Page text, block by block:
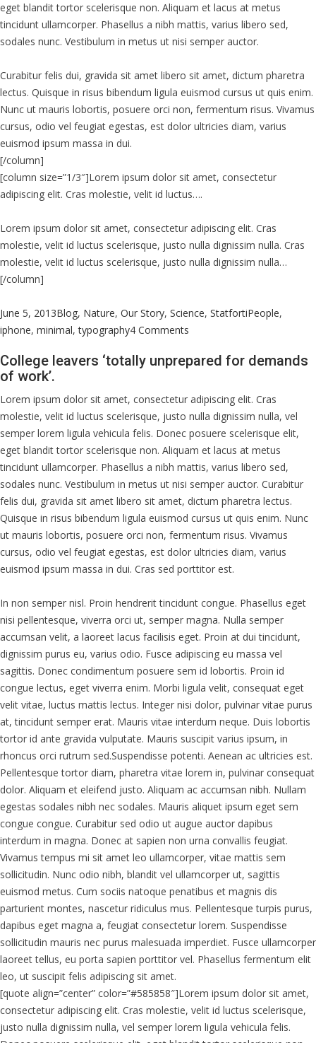
eget blandit tortor scelerisque non. Aliquam et lacus at metus
tincidunt ullamcorper. Phasellus a nibh mattis, varius libero sed,
sodales nunc. Vestibulum in metus ut nisi semper auctor.
Curabitur felis dui, gravida sit amet libero sit amet, dictum pharetra
lectus. Quisque in risus bibendum ligula euismod cursus ut quis enim.
Nunc ut mauris lobortis, posuere orci non, fermentum risus. Vivamus
cursus, odio vel feugiat egestas, est dolor ultricies diam, varius
euismod ipsum massa in dui.
[/column]
[column size=”1/3″]Lorem ipsum dolor sit amet, consectetur
adipiscing elit. Cras molestie, velit id luctus….
Lorem ipsum dolor sit amet, consectetur adipiscing elit. Cras
molestie, velit id luctus scelerisque, justo nulla dignissim nulla. Cras
molestie, velit id luctus scelerisque, justo nulla dignissim nulla…
[/column]
Posted
on
June 5, 2013Categories
Blog, Nature, Our Story, Science, StatfortTags
iPeople,
iphone, minimal,typography4 Comments
year
ends
as
nametape
firm
in
administration.
College leavers ‘totally unprepared for demands
of work’.
Lorem ipsum dolor sit amet, consectetur adipiscing elit. Cras
molestie, velit id luctus scelerisque, justo nulla dignissim nulla, vel
semper lorem ligula vehicula felis. Donec posuere scelerisque elit,
eget blandit tortor scelerisque non. Aliquam et lacus at metus
tincidunt ullamcorper. Phasellus a nibh mattis, varius libero sed,
sodales nunc. Vestibulum in metus ut nisi semper auctor. Curabitur
felis dui, gravida sit amet libero sit amet, dictum pharetra lectus.
Quisque in risus bibendum ligula euismod cursus ut quis enim. Nunc
ut mauris lobortis, posuere orci non, fermentum risus. Vivamus
cursus, odio vel feugiat egestas, est dolor ultricies diam, varius
euismod ipsum massa in dui. Cras sed porttitor est.
In non semper nisl. Proin hendrerit tincidunt congue. Phasellus eget
nisi pellentesque, viverra orci ut, semper magna. Nulla semper
accumsan velit, a laoreet lacus facilisis eget. Proin at dui tincidunt,
dignissim purus eu, varius odio. Fusce adipiscing eu massa vel
sagittis. Donec condimentum posuere sem id lobortis. Proin id
congue lectus, eget viverra enim. Morbi ligula velit, consequat eget
velit vitae, luctus mattis lectus. Integer nisi dolor, pulvinar vitae purus
at, tincidunt semper erat. Mauris vitae interdum neque. Duis lobortis
tortor id ante gravida vulputate. Mauris suscipit varius ipsum, in
rhoncus orci rutrum sed.Suspendisse potenti. Aenean ac ultricies est.
Pellentesque tortor diam, pharetra vitae lorem in, pulvinar consequat
dolor. Aliquam et eleifend justo. Aliquam ac accumsan nibh. Nullam
egestas sodales nibh nec sodales. Mauris aliquet ipsum eget sem
congue congue. Curabitur sed odio ut augue auctor dapibus
interdum in magna. Donec at sapien non urna convallis feugiat.
Vivamus tempus mi sit amet leo ullamcorper, vitae mattis sem
sollicitudin. Nunc odio nibh, blandit vel ullamcorper ut, sagittis
euismod metus. Cum sociis natoque penatibus et magnis dis
parturient montes, nascetur ridiculus mus. Pellentesque turpis purus,
dapibus eget magna a, feugiat consectetur lorem. Suspendisse
sollicitudin mauris nec purus malesuada imperdiet. Fusce ullamcorper
laoreet tellus, eu porta sapien porttitor vel. Phasellus fermentum elit
leo, ut suscipit felis adipiscing sit amet.
[quote align=”center” color=”#585858″]Lorem ipsum dolor sit amet,
consectetur adipiscing elit. Cras molestie, velit id luctus scelerisque,
justo nulla dignissim nulla, vel semper lorem ligula vehicula felis.